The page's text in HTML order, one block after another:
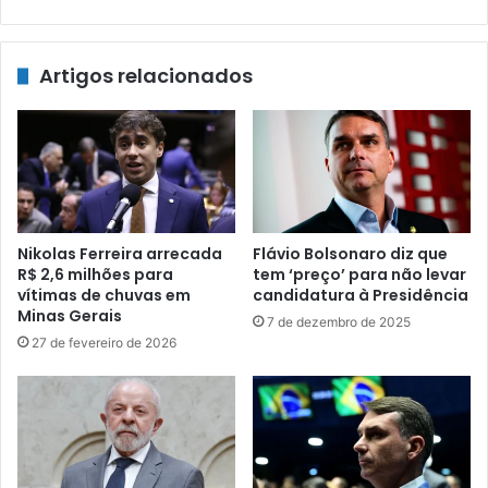
Artigos relacionados
Nikolas Ferreira arrecada
R$ 2,6 milhões para
vítimas de chuvas em
Minas Gerais
27 de fevereiro de 2026
Flávio Bolsonaro diz que
tem ‘preço’ para não levar
candidatura à Presidência
7 de dezembro de 2025